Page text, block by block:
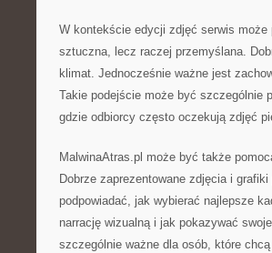
W kontekście edycji zdjęć serwis
sztuczna, lecz raczej przemyślana.
klimat. Jednocześnie ważne jest
Takie podejście może być szczególnie
gdzie odbiorcy często oczekują zdjęć
MalwinaAtras.pl może być także
Dobrze zaprezentowane zdjęcia i
podpowiadać, jak wybierać najlepsze
narrację wizualną i jak pokazywać
szczególnie ważne dla osób, które